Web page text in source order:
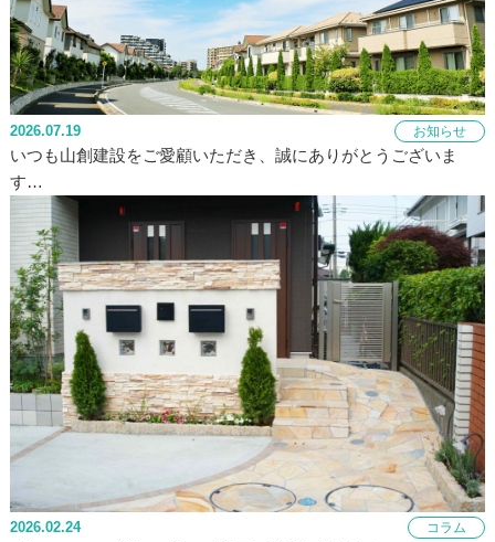
2026.07.19 お知らせ
いつも山創建設をご愛顧いただき、誠にありがとうございま
す…
2026.02.24 コラム